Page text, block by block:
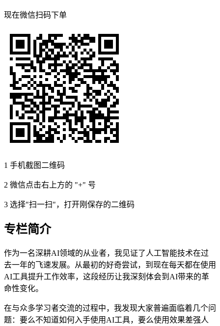
现在微信扫码下单
1 手机截图二维码
2 微信点击右上方的 "+" 号
3 选择"扫一扫"，打开刚保存的二维码
专栏简介
作为一名深耕AI领域的从业者，我见证了人工智能技术在过
去一年的飞速发展。从最初的好奇尝试，到现在每天都在使用
AI工具提升工作效率，这段经历让我深刻体会到AI带来的革
命性变化。
在与众多学习者交流的过程中，我发现大家普遍面临着几个问
题：要么不知道如何入手使用AI工具，要么使用效果差强人